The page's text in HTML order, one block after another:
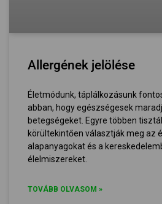
Allergének jelölése
Életmódunk, táplálkozásunk
abban, hogy egészségesek
betegségeket. Egyre többen
körültekintően választják meg az
alapanyagokat és a
élelmiszereket.
TOVÁBB OLVASOM »